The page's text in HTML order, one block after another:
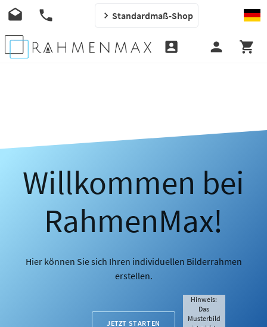
Standardmaß-Shop
Willkommen bei
RahmenMax!
Hier können Sie sich Ihren individuellen Bilderrahmen
erstellen.
JETZT STARTEN
Hinweis:
Das
Musterbild